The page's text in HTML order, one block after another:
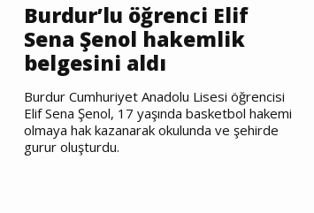
Burdur’lu öğrenci Elif
Sena Şenol hakemlik
belgesini aldı
Burdur Cumhuriyet Anadolu Lisesi öğrencisi
Elif Sena Şenol, 17 yaşında basketbol hakemi
olmaya hak kazanarak okulunda ve şehirde
gurur oluşturdu.